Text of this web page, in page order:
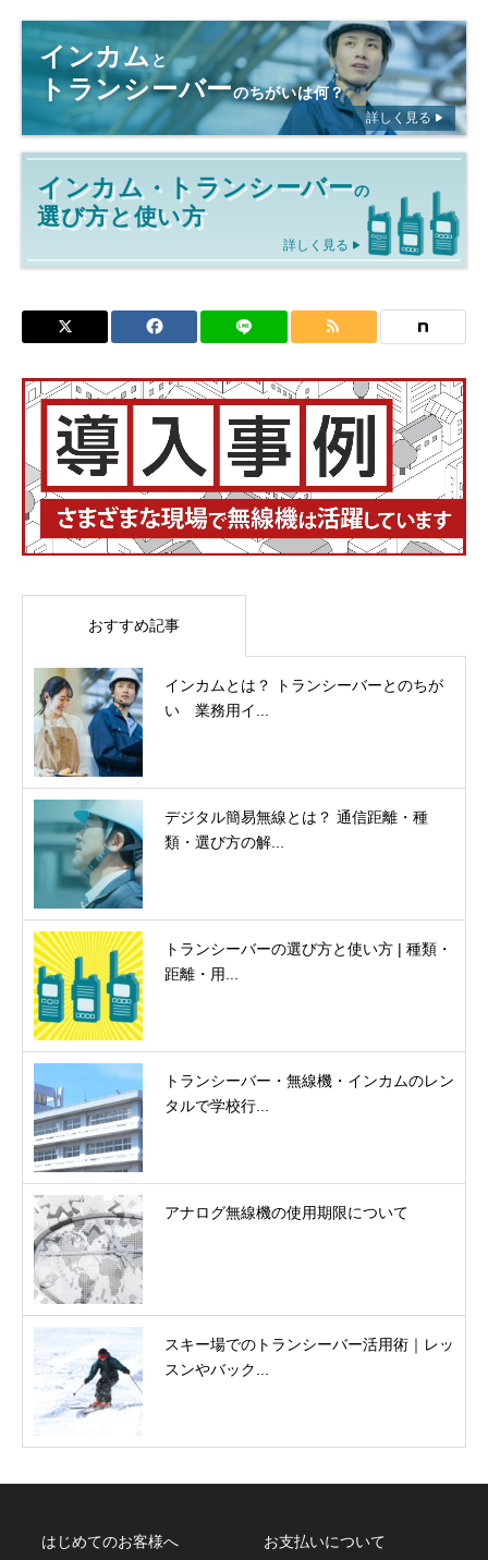
インカムと
トランシーバーのちがいは何？
詳しく見る
インカム ・ トランシーバーの
選び方と使い方
詳しく見る
おすすめ記事
インカムとは？ トランシーバーとのちが
い 業務用イ...
デジタル簡易無線とは？ 通信距離・種
類・選び方の解...
トランシーバーの選び方と使い方 | 種類・
距離・用...
トランシーバー・無線機・インカムのレン
タルで学校行...
アナログ無線機の使用期限について
スキー場でのトランシーバー活用術｜レッ
スンやバック...
はじめてのお客様へ
お支払いについて